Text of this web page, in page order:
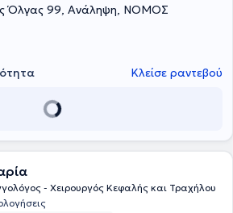
ιλίγγου, καθαρισμός αυτιών
εκτίμηση για αμυγδαλές / κρεατάκια
εξέταση ρινικής αναπνοής, διαφράγματος
αντιμετώπιση λοιμώξεων και σειρά
Όλγας 99, Ανάληψη, ΝΟΜΟΣ
Κλείσε ραντεβού
- Χειρουργός Κεφαλής και Τραχήλου